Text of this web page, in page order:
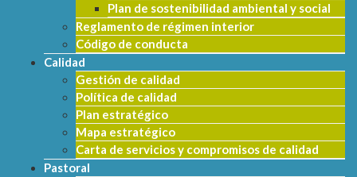
Plan de sostenibilidad ambiental y social
Reglamento de régimen interior
Código de conducta
Calidad
Gestión de calidad
Política de calidad
Plan estratégico
Mapa estratégico
Carta de servicios y compromisos de calidad
Pastoral